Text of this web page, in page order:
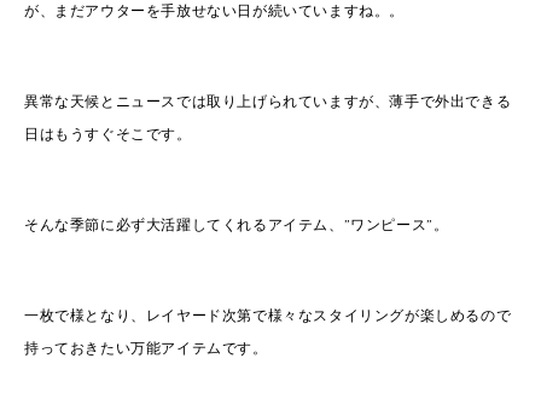
が、まだアウターを手放せない日が続いていますね。。
異常な天候とニュースでは取り上げられていますが、薄手で外出できる
日はもうすぐそこです。
そんな季節に必ず大活躍してくれるアイテム、”ワンピース”。
一枚で様となり、レイヤード次第で様々なスタイリングが楽しめるので
持っておきたい万能アイテムです。